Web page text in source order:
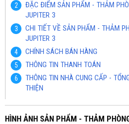
ĐẶC ĐIỂM SẢN PHẨM - THẢM
JUPITER 3
CHI TIẾT VỀ SẢN PHẨM - THẢM
JUPITER 3
CHÍNH SÁCH BÁN HÀNG
THÔNG TIN THANH TOÁN
THÔNG TIN NHÀ CUNG CẤP -
THIỆN
HÌNH ẢNH SẢN PHẨM - THẢM